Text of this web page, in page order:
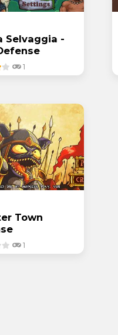
Selvaggia -
1
Town
1